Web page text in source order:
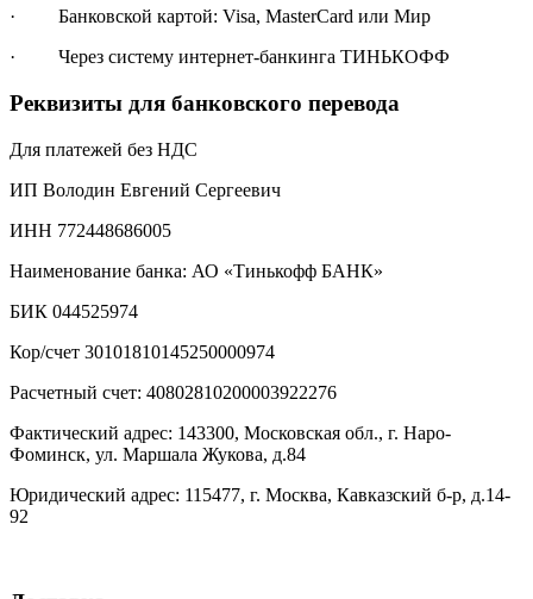
· Банковской картой: Visa, MasterCard или Мир
· Через систему интернет-банкинга ТИНЬКОФФ
Реквизиты для банковского перевода
Для платежей без НДС
ИП Володин Евгений Сергеевич
ИНН 772448686005
Наименование банка: АО «Тинькофф БАНК»
БИК 044525974
Кор/счет 30101810145250000974
Расчетный счет: 40802810200003922276
Фактический адрес: 143300, Московская обл., г. Наро-
Фоминск, ул. Маршала Жукова, д.84
Юридический адрес: 115477, г. Москва, Кавказский б-р, д.14-
92